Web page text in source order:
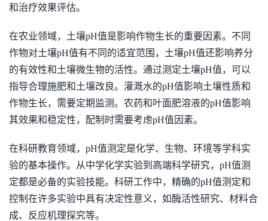
和治疗效果评估。
在农业领域，土壤pH值是影响作物生长的重要因素。不同
作物对土壤pH值有不同的适宜范围，土壤pH值还影响养分
的有效性和土壤微生物的活性。通过测定土壤pH值，可以
指导合理施肥和土壤改良。灌溉水的pH值影响土壤性质和
作物生长，需要定期监测。农药和叶面肥溶液的pH值影响
其效果和稳定性，配制时需要考虑pH值因素。
在科研教育领域，pH值测定是化学、生物、环境等学科实
验的基本操作。从中学化学实验到高端科学研究，pH值测
定都是必备的实验技能。科研工作中，精确的pH值测定和
控制在许多实验中具有决定性意义，如酶活性研究、材料合
成、反应机理探究等。